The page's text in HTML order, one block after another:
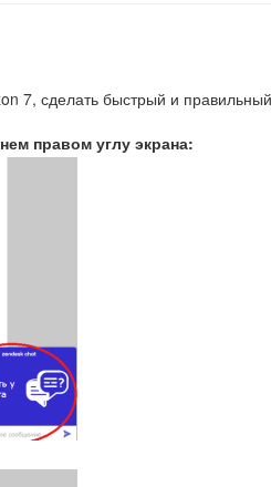
7, сделать быстрый и
правом углу экрана: